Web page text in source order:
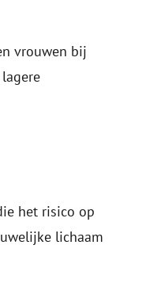
vrouwen bij
het risico op
lichaam